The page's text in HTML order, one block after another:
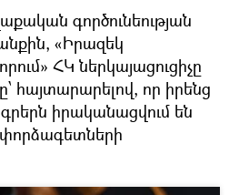
գործունեության
«Իրազեկ
ՀԿ ներկայացուցիչը
հայտարարելով, որ իրենց
իրականացվում են